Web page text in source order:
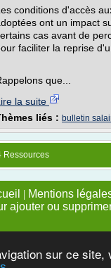
sur ce
conditions d'accès
ont un impact
cas avant de
faciliter la reprise
que...
la suite
liés : bulletin
Ressources
| Mentions
ajouter ou